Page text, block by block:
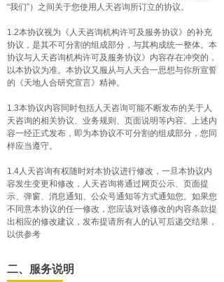
“我们”）之间关于您使用人天咨询所订立的协议。
1.2本协议视为《人天咨询机构许可及服务协议》的补充
协议，是其不可分割的组成部分，与其构成统一整体。本
协议与人天咨询机构许可及服务协议》内容存在冲突的，
以本协议为准。本协议又服从与人天合一思想与你所宣誓
的《天地人合研究宣言》精神。
1.3本协议内容同时包括人天咨询可能不断发布的关于人
天咨询的相关协议、业务规则、页面说明等内容。上述内
容一经正式发布，即为本协议不可分割的组成部分，您同
样应当遵守。
1.4人天咨询有权随时对本协议进行修改，一旦本协议内
容发生变更和修改，人天咨询将通过网页公示、页面提
示、弹窗、消息通知、公众号通知等方式通知您。如果您
不同意本协议的任一修改，您应该对该修改的内容条款提
出相应的修改建议，发布提请所有人的认可后递交结果，
以供参考
二、服务说明